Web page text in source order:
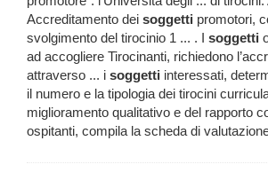
Accreditamento dei soggetti promotori,
svolgimento del tirocinio 1 ... . I soggetti
ad accogliere Tirocinanti, richiedono
attraverso ... i soggetti interessati,
il numero e la tipologia dei tirocini
miglioramento qualitativo e del rapporto
ospitanti, compila la scheda di